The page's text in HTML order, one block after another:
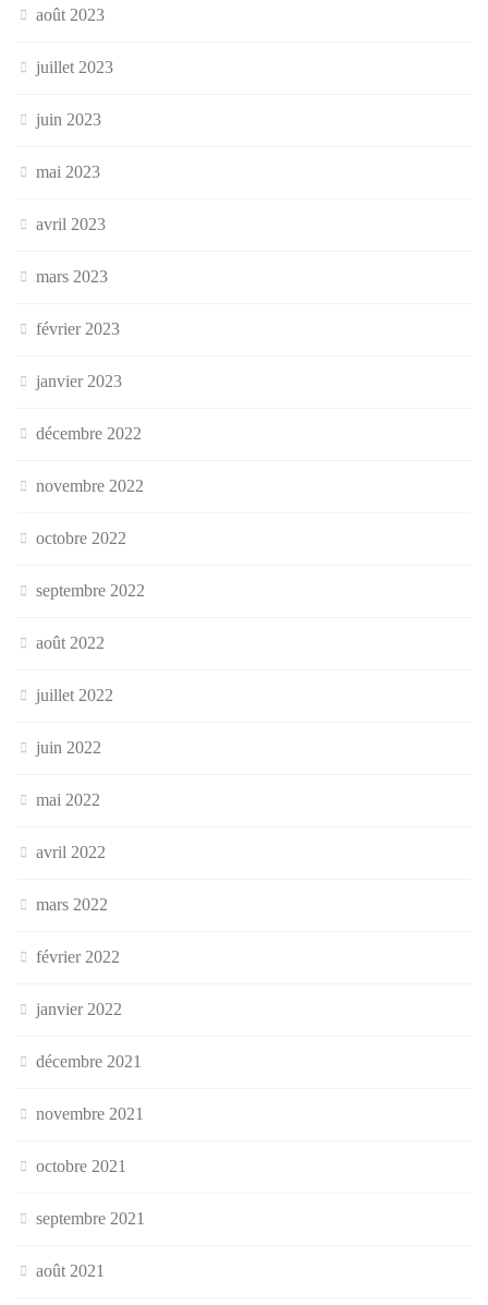
août 2023
juillet 2023
juin 2023
mai 2023
avril 2023
mars 2023
février 2023
janvier 2023
décembre 2022
novembre 2022
octobre 2022
septembre 2022
août 2022
juillet 2022
juin 2022
mai 2022
avril 2022
mars 2022
février 2022
janvier 2022
décembre 2021
novembre 2021
octobre 2021
septembre 2021
août 2021